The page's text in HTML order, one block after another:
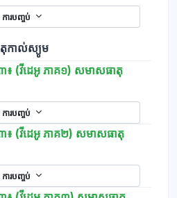
ការបញ្ចប់
កាល់ស្យូម
៖ (វីដេអូ ភាគ១) សមាសធាតុ
ការបញ្ចប់
៖ (វីដេអូ ភាគ២) សមាសធាតុ
ការបញ្ចប់